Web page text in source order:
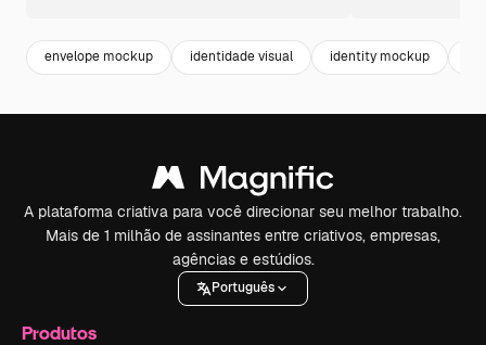
envelope mockup identidade visual identity mockup
A plataforma criativa para você direcionar seu melhor trabalho.
Mais de 1 milhão de assinantes entre criativos, empresas,
agências e estúdios.
Português
Produtos